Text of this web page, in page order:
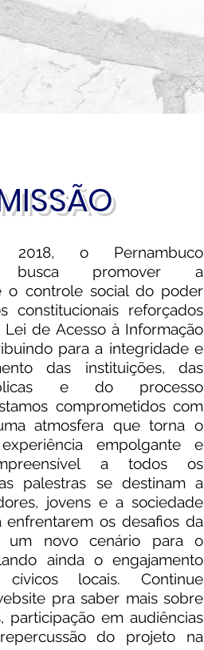
2018, o Pernambuco
busca promover a
o controle social do poder
constitucionais reforçados
de Acesso à Informação
para a integridade e
das instituições, das
e do processo
comprometidos com
atmosfera que torna o
empolgante e
a todos os
palestras se destinam a
jovens e a sociedade
os desafios da
um novo cenário para o
ainda o engajamento
locais. Continue
pra saber mais sobre
participação em audiências
do projeto na